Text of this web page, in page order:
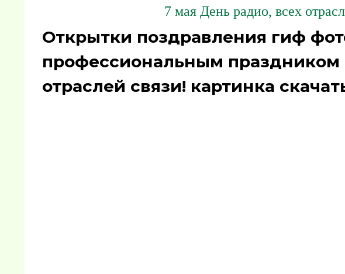
7 мая День радио, всех
Открытки поздравления гиф
профессиональным праздником
отраслей связи! картинка